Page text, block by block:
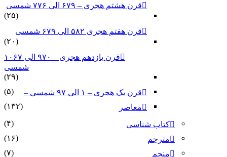
قرن هشتم هجری – ۶۷۹ الی ۷۷۶ شمسی
(۲۵)
قرن هفتم هجری ۵۸۲ الی ۶۷۹ شمسی
(۲۰)
قرن یازدهم هجری – ۹۷۰ الی ۱۰۶۷
شمسی
(۲۹)
قرن یک هجری – ۱ الی ۹۷ شمسی –
(۵)
معاصر
(۱۳۲)
کتاب شناسی
(۴)
مترجم
(۱۶)
منجم
(۷)